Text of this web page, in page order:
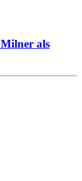
als